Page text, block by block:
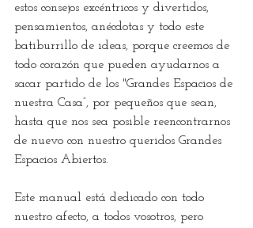
estos consejos excéntricos y divertidos,
pensamientos, anécdotas y todo este
batiburrillo de ideas, porque creemos de
todo corazón que pueden ayudarnos a
sacar partido de los "Grandes Espacios de
nuestra Casa”, por pequeños que sean,
hasta que nos sea posible reencontrarnos
de nuevo con nuestro queridos Grandes
Espacios Abiertos.
Este manual está dedicado con todo
nuestro afecto, a todos vosotros, pero